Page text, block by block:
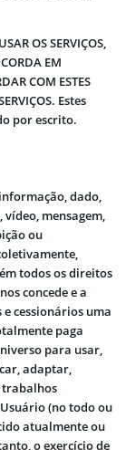
OS SERVIÇOS,
EM
COM ESTES
Estes
por escrito.
dado,
mensagem,
ou
todos os direitos
concede e a
cessionários uma
paga
para usar,
adaptar,
trabalhos
(no todo ou
atualmente ou
o exercício de